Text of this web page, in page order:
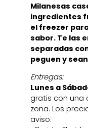
Milanesas
ingredientes
el freezer
sabor. Te las
separadas
peguen y
Entregas:
Lunes a
gratis con una
zona. Los
aviso.